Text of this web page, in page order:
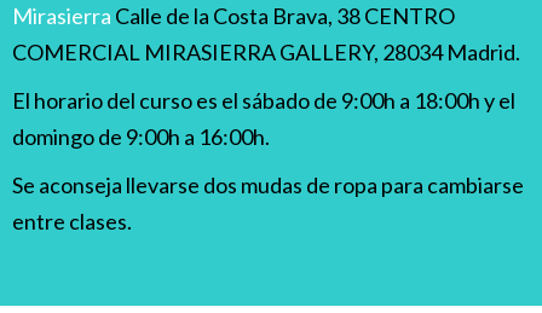
Mirasierra Calle de la Costa Brava, 38 CENTRO
COMERCIAL MIRASIERRA GALLERY, 28034 Madrid.
El horario del curso es el sábado de 9:00h a 18:00h y el
domingo de 9:00h a 16:00h.
Se aconseja llevarse dos mudas de ropa para cambiarse
entre clases.